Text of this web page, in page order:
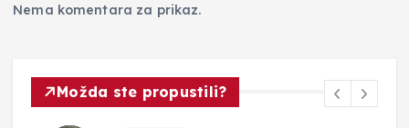
Nema komentara za prikaz.
Možda ste propustili?